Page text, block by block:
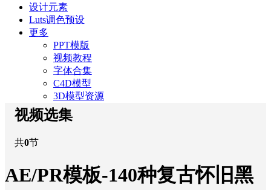
设计元素
Luts调色预设
更多
PPT模版
视频教程
字体合集
C4D模型
3D模型资源
视频选集
共0节
AE/PR模板-140种复古怀旧黑